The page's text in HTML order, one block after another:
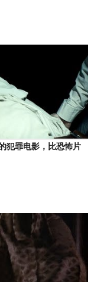
犯罪电影，比恐怖片